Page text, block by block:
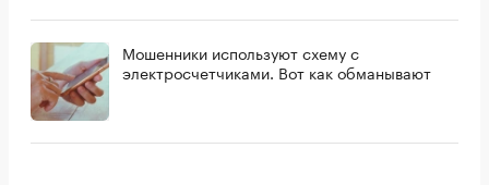
Мошенники используют схему с
электросчетчиками. Вот как обманывают